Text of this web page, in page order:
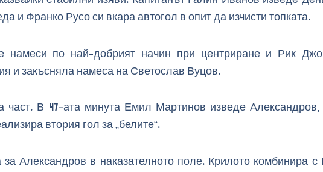
и Франко Русо си вкара автогол в опит да изчисти топката.
по най-добрият начин при центриране и Рик
и закъсняла намеса на Светослав Вуцов.
част. В 47-ата минута Емил Мартинов изведе Александров,
втория гол за „белите“.
Александров в наказателното поле. Крилото комбинира с